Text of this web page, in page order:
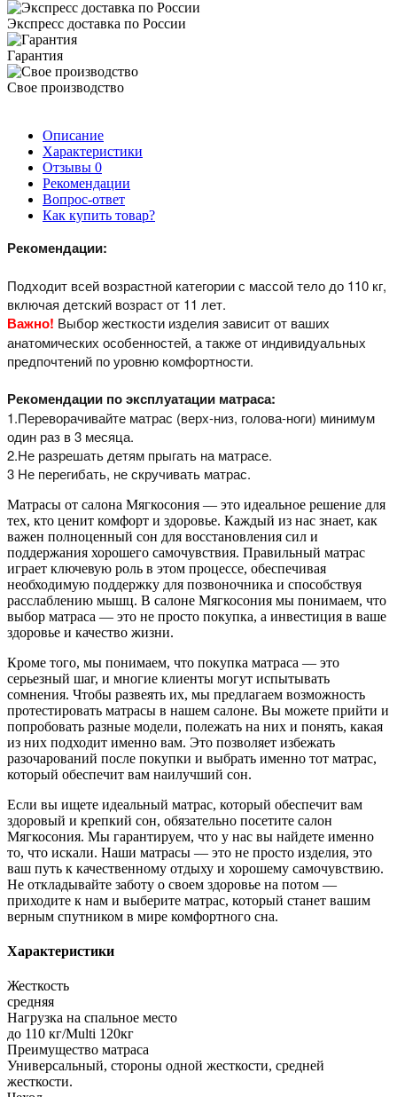
Экспресс доставка по России
Гарантия
Свое производство
Описание
Характеристики
Отзывы 0
Рекомендации
Вопрос-ответ
Как купить товар?
Рекомендации:
Подходит всей возрастной категории с массой тело до 110 кг,
включая детский возраст от 11 лет.
Важно! Выбор жесткости изделия зависит от ваших
анатомических особенностей, атакже от индивидуальных
предпочтений по уровню комфортности.
Рекомендации по эксплуатации матраса:
1.Переворачивайте матрас (верх-низ, голова-ноги) минимум
один раз в 3 месяца.
2.Не разрешать детям прыгать на матрасе.
3 Не перегибать, не скручивать матрас.
Матрасы от салона Мягкосония — это идеальное решение для
тех, кто ценит комфорт и здоровье. Каждый из нас знает, как
важен полноценный сон для восстановления сил и
поддержания хорошего самочувствия. Правильный матрас
играет ключевую роль в этом процессе, обеспечивая
необходимую поддержку для позвоночника и способствуя
расслаблению мышц. В салоне Мягкосония мы понимаем, что
выбор матраса — это не просто покупка, а инвестиция в ваше
здоровье и качество жизни.
Кроме того, мы понимаем, что покупка матраса — это
серьезный шаг, и многие клиенты могут испытывать
сомнения. Чтобы развеять их, мы предлагаем возможность
протестировать матрасы в нашем салоне. Вы можете прийти и
попробовать разные модели, полежать на них и понять, какая
из них подходит именно вам. Это позволяет избежать
разочарований после покупки и выбрать именно тот матрас,
который обеспечит вам наилучший сон.
Если вы ищете идеальный матрас, который обеспечит вам
здоровый и крепкий сон, обязательно посетите салон
Мягкосония. Мы гарантируем, что у нас вы найдете именно
то, что искали. Наши матрасы — это не просто изделия, это
ваш путь к качественному отдыху и хорошему самочувствию.
Не откладывайте заботу о своем здоровье на потом —
приходите к нам и выберите матрас, который станет вашим
верным спутником в мире комфортного сна.
Характеристики
Жесткость
средняя
Нагрузка на спальное место
до 110 кг/Multi 120кг
Преимущество матраса
Универсальный, стороны одной жесткости, средней
жесткости.